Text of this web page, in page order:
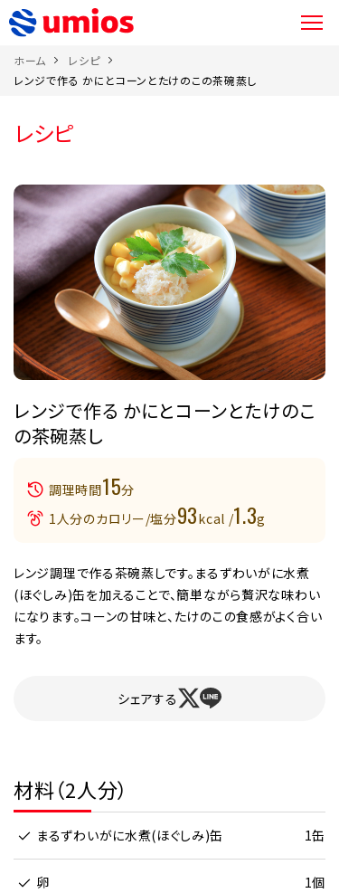
ホーム
レシピ
レンジで作る かにとコーンとたけのこの茶碗蒸し
レシピ
レンジで作る かにとコーンとたけのこ
の茶碗蒸し
調理時間15分
1人分のカロリー/塩分93kcal /1.3g
レンジ調理で作る茶碗蒸しです。まるずわいがに水煮
(ほぐしみ)缶を加えることで、簡単ながら贅沢な味わい
になります。コーンの甘味と、たけのこの食感がよく合い
ます。
シェアする
材料（2人分）
まるずわいがに水煮(ほぐしみ)缶 1缶
卵 1個